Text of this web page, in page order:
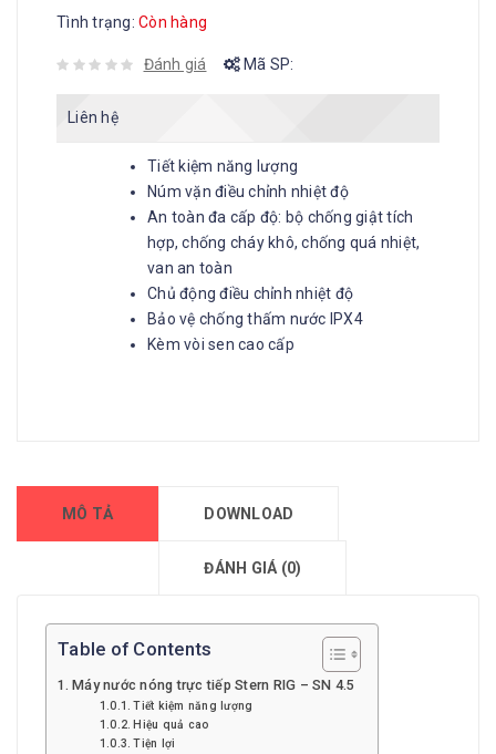
Tình trạng: Còn hàng
Đánh giá Mã SP:
Liên hệ
Tiết kiệm năng lượng
Núm vặn điều chỉnh nhiệt độ
An toàn đa cấp độ: bộ chống giật tích
hợp, chống cháy khô, chống quá nhiệt,
van an toàn
Chủ động điều chỉnh nhiệt độ
Bảo vệ chống thấm nước IPX4
Kèm vòi sen cao cấp
MÔ TẢ DOWNLOAD
ĐÁNH GIÁ (0)
Table of Contents
Máy nước nóng trực tiếp Stern RIG – SN 4.5
Tiết kiệm năng lượng
Hiệu quả cao
Tiện lợi